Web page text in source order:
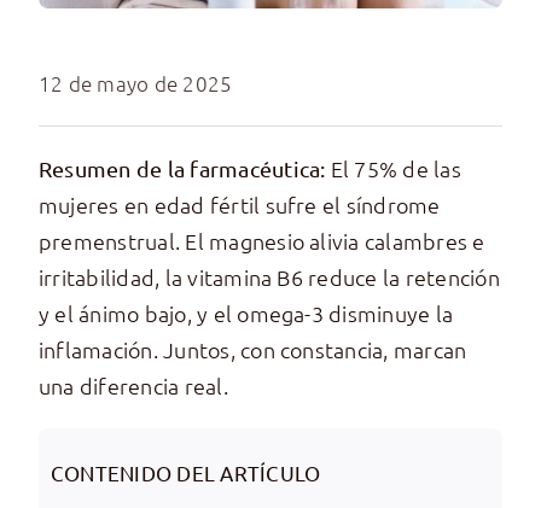
12 de mayo de 2025
Resumen de la farmacéutica: El 75% de las
mujeres en edad fértil sufre el síndrome
premenstrual. El magnesio alivia calambres e
irritabilidad, la vitamina B6 reduce la retención
y el ánimo bajo, y el omega-3 disminuye la
inflamación. Juntos, con constancia, marcan
una diferencia real.
CONTENIDO DEL ARTÍCULO